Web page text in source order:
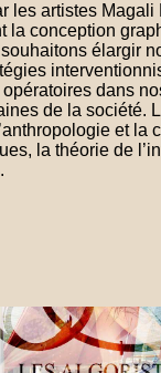
les artistes Magali
la conception
élargir
dans
de la société.
et la
la théorie de